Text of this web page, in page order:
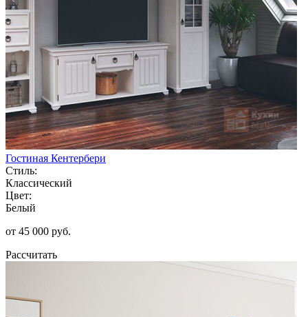
Гостиная Кентербери
Стиль:
Классический
Цвет:
Белый
от 45 000 руб.
Рассчитать